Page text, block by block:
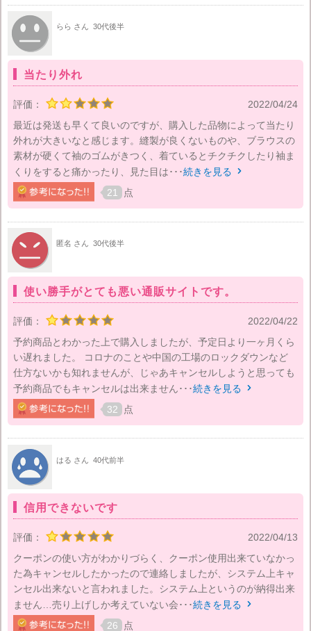
らら さん 30代後半
当たり外れ
評価：
2022/04/24
最近は発送も早くて良いのですが、購入した品物によって当たり
外れが大きいなと感じます。縫製が良くないものや、ブラウスの
素材が硬くて袖のゴムがきつく、着ているとチクチクしたり袖ま
くりをすると痛かったり、見た目は･･･続きを見る 
21 点
匿名 さん 30代後半
使い勝手がとても悪い通販サイトです。
評価：
2022/04/22
予約商品とわかった上で購入しましたが、予定日より一ヶ月くら
い遅れました。 コロナのことや中国の工場のロックダウンなど
仕方ないかも知れませんが、じゃあキャンセルしようと思っても
予約商品でもキャンセルは出来ません･･･続きを見る 
32 点
はる さん 40代前半
信用できないです
評価：
2022/04/13
クーポンの使い方がわかりづらく、クーポン使用出来ていなかっ
た為キャンセルしたかったので連絡しましたが、システム上キャ
ンセル出来ないと言われました。システム上というのが納得出来
ません…売り上げしか考えていない会･･･続きを見る 
26 点